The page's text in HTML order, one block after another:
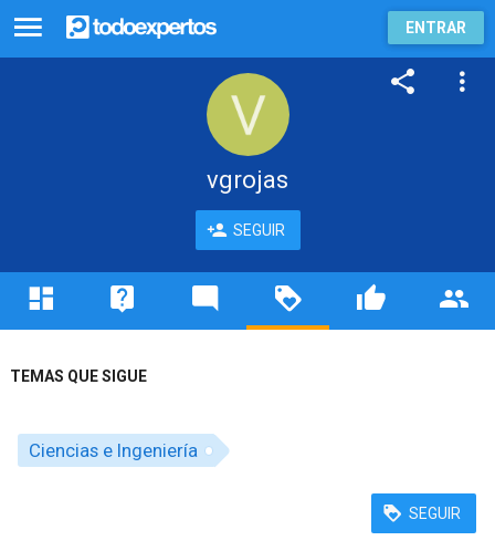
ENTRAR
vgrojas
SEGUIR
TEMAS QUE SIGUE
Ciencias e Ingeniería
SEGUIR